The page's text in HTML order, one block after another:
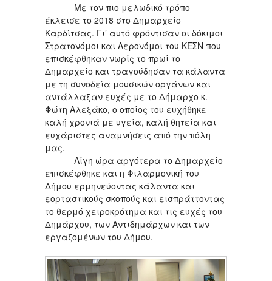
Με τον πιο μελωδικό τρόπο
έκλεισε το 2018 στο Δημαρχείο
Καρδίτσας. Γι’ αυτό φρόντισαν οι δόκιμοι
Στρατονόμοι και Αερονόμοι του ΚΕΣΝ που
επισκέφθηκαν νωρίς το πρωί το
Δημαρχείο και τραγούδησαν τα κάλαντα
με τη συνοδεία μουσικών οργάνων και
αντάλλαξαν ευχές με το Δήμαρχο κ.
Φώτη Αλεξάκο, ο οποίος του ευχήθηκε
καλή χρονιά με υγεία, καλή θητεία και
ευχάριστες αναμνήσεις από την πόλη
μας.
Λίγη ώρα αργότερα το Δημαρχείο
επισκέφθηκε και η Φιλαρμονική του
Δήμου ερμηνεύοντας κάλαντα και
εορταστικούς σκοπούς και εισπράττοντας
το θερμό χειροκρότημα και τις ευχές του
Δημάρχου, των Αντιδημάρχων και των
εργαζομένων του Δήμου.